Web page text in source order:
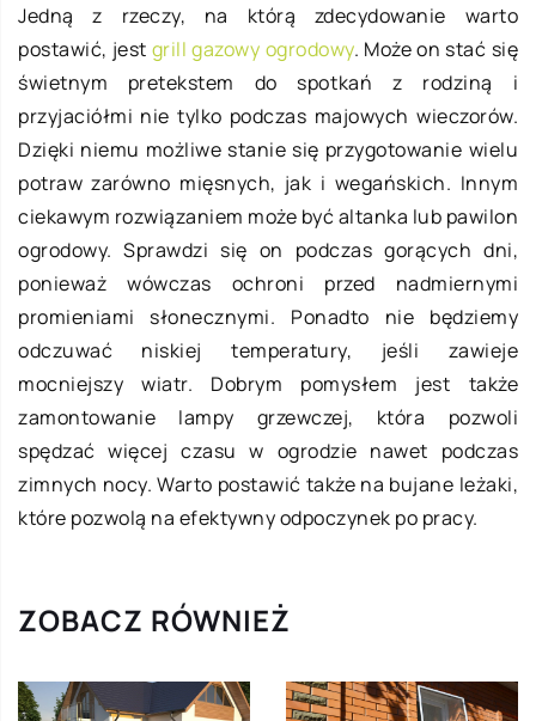
Jedną z rzeczy, na którą zdecydowanie warto
postawić, jest grill gazowy ogrodowy. Może on stać się
świetnym pretekstem do spotkań z rodziną i
przyjaciółmi nie tylko podczas majowych wieczorów.
Dzięki niemu możliwe stanie się przygotowanie wielu
potraw zarówno mięsnych, jak i wegańskich. Innym
ciekawym rozwiązaniem może być altanka lub pawilon
ogrodowy. Sprawdzi się on podczas gorących dni,
ponieważ wówczas ochroni przed nadmiernymi
promieniami słonecznymi. Ponadto nie będziemy
odczuwać niskiej temperatury, jeśli zawieje
mocniejszy wiatr. Dobrym pomysłem jest także
zamontowanie lampy grzewczej, która pozwoli
spędzać więcej czasu w ogrodzie nawet podczas
zimnych nocy. Warto postawić także na bujane leżaki,
które pozwolą na efektywny odpoczynek po pracy.
ZOBACZ RÓWNIEŻ